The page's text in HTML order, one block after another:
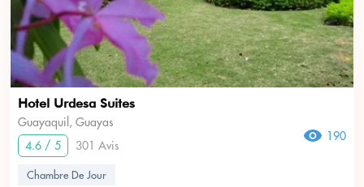
Hotel Urdesa Suites
Guayaquil, Guayas
4.6 / 5
301 Avis
190
Chambre De Jour